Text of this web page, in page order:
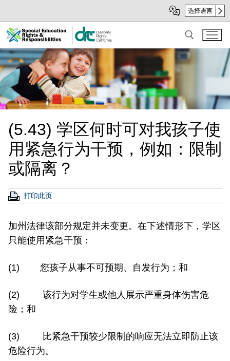
Main
Content
sub
navigation
选择语言
Search for:
(5.43) 学区何时可对我孩子使
用紧急行为干预，例如：限制
或隔离？
打印此页
加州法律该部分规定并未变更。在下述情形下，学区
只能使用紧急干预：
(1) 您孩子从事不可预期、自发行为；和
(2) 该行为对学生或他人展示严重身体伤害危
险；和
(3) 比紧急干预较少限制的响应无法立即防止该
危险行为。